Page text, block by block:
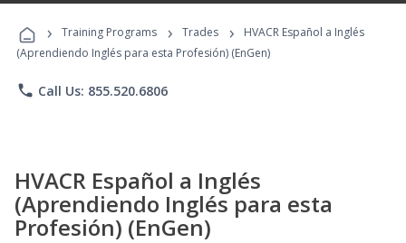
Programs
› Training Programs › Trades ›
HVACR Español a Inglés
(Aprendiendo Inglés para esta Profesión) (EnGen)
phone Call Us: 855.520.6806
HVACR Español a Inglés
(Aprendiendo Inglés para esta
Profesión) (EnGen)